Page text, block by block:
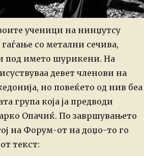
ученици на нинџутсу
со метални сечива,
под името шурикени. На
девет членови на
но повеќето од нив беа
група која ја предводи
Опачиќ. По завршувањето
на Форум-от на доџо-то го
текст: